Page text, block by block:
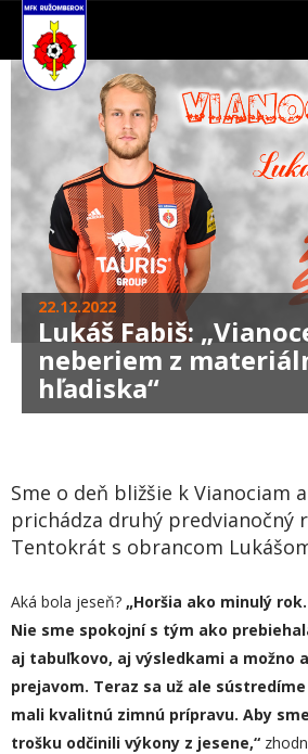
22.12.2022
Lukáš Fabiš:
neberiem z
hľadiska“
Sme o deň bližšie k Vianociam
prichádza druhý predvianočný
Tentokrát s obrancom
Aká bola jeseň? „Horšia ako minulý
Nie sme spokojní s tým ako
aj tabuľkovo, aj výsledkami a možno
prejavom. Teraz sa už ale
mali kvalitnú zimnú prípravu. Aby
trošku odčinili výkony z jesene,“